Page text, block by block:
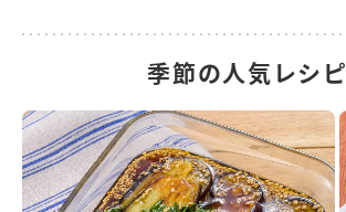
季節の人気レシピ